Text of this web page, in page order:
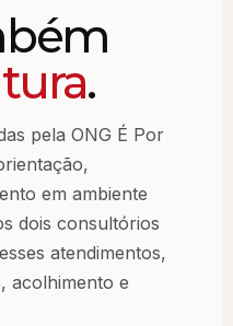
.
pela ONG É Por
em ambiente
dois consultórios
atendimentos,
acolhimento e